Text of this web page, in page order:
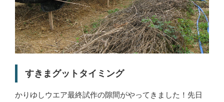
すきまグットタイミング
かりゆしウエア最終試作の隙間がやってきました！先日